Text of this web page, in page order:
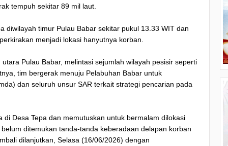
tempuh sekitar 89 mil laut.
diwilayah timur Pulau Babar sekitar pukul 13.33 WIT dan
menjadi lokasi hanyutnya korban.
Pulau Babar, melintasi sejumlah wilayah pesisir seperti
tim bergerak menuju Pelabuhan Babar untuk
dan seluruh unsur SAR terkait strategi pencarian pada
di Desa Tepa dan memutuskan untuk bermalam dilokasi
ditemukan tanda-tanda keberadaan delapan korban
dilanjutkan, Selasa (16/06/2026) dengan